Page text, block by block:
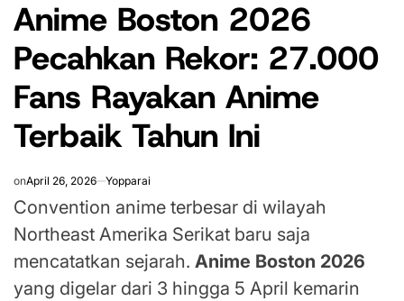
IN
Anime Boston 2026
Pecahkan Rekor: 27.000
Fans Rayakan Anime
Terbaik Tahun Ini
onApril 26, 2026 Yopparai
Convention anime terbesar di wilayah
Northeast Amerika Serikat baru saja
mencatatkan sejarah. Anime Boston 2026
yang digelar dari 3 hingga 5 April kemarin